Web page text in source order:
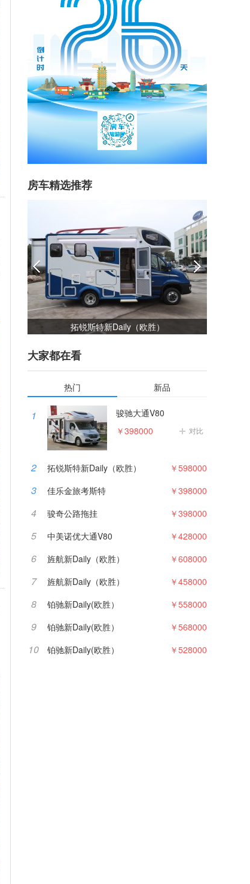
房车精选推荐
佳乐金旅考斯特
大家都在看
热门 新品
1 骏驰大通V80
对比
￥398000
2 拓锐斯特新Daily（欧胜） ￥598000
3 佳乐金旅考斯特 ￥398000
4 骏奇公路拖挂 ￥398000
5 中美诺优大通V80 ￥428000
6 旌航新Daily（欧胜） ￥608000
7 旌航新Daily（欧胜） ￥458000
8 铂驰新Daily(欧胜） ￥558000
9 铂驰新Daily(欧胜） ￥568000
10 铂驰新Daily(欧胜） ￥528000